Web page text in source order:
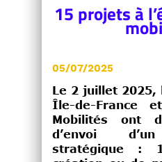
15 projets à
05/07/2025
Le 2 juillet 2025,
Île-de-France
Mobilités ont
d’envoi
stratégique :